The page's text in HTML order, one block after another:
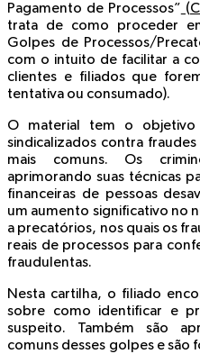
Pagamento de Processos”
trata de como proceder
Golpes de Processos/
com o intuito de facilitar a
clientes e filiados que
tentativa ou consumado).
O material tem o
sindicalizados contra
mais comuns. Os
aprimorando suas técnicas
financeiras de pessoas
um aumento significativo no
a precatórios, nos quais os
reais de processos para
fraudulentas.
Nesta cartilha, o filiado
sobre como identificar e
suspeito. Também são
comuns desses golpes e são